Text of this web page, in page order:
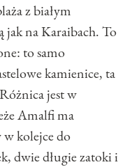
z białym
jak na Karaibach. To
to samo
kamienice, ta
jest w
Amalfi ma
w kolejce do
dwie długie zatoki i